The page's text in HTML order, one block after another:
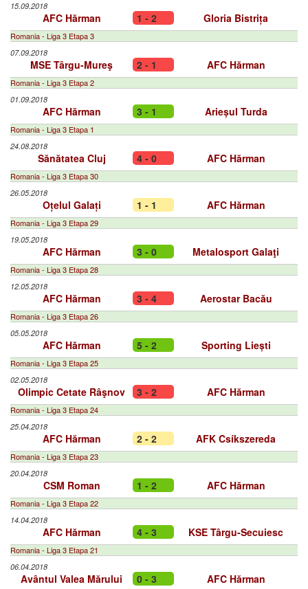
15.09.2018
AFC Hărman 1 - 2 Gloria Bistrița
Romania - Liga 3 Etapa 3
07.09.2018
MSE Târgu-Mureş 2 - 1 AFC Hărman
Romania - Liga 3 Etapa 2
01.09.2018
AFC Hărman 3 - 1 Arieșul Turda
Romania - Liga 3 Etapa 1
24.08.2018
Sănătatea Cluj 4 - 0 AFC Hărman
Romania - Liga 3 Etapa 30
26.05.2018
Oțelul Galați 1 - 1 AFC Hărman
Romania - Liga 3 Etapa 29
19.05.2018
AFC Hărman 3 - 0 Metalosport Galaţi
Romania - Liga 3 Etapa 28
12.05.2018
AFC Hărman 3 - 4 Aerostar Bacău
Romania - Liga 3 Etapa 26
05.05.2018
AFC Hărman 5 - 2 Sporting Liești
Romania - Liga 3 Etapa 25
02.05.2018
Olimpic Cetate Râşnov 3 - 2 AFC Hărman
Romania - Liga 3 Etapa 24
25.04.2018
AFC Hărman 2 - 2 AFK Csíkszereda
Romania - Liga 3 Etapa 23
20.04.2018
CSM Roman 1 - 2 AFC Hărman
Romania - Liga 3 Etapa 22
14.04.2018
AFC Hărman 4 - 3 KSE Târgu-Secuiesc
Romania - Liga 3 Etapa 21
06.04.2018
Avântul Valea Mărului 0 - 3 AFC Hărman